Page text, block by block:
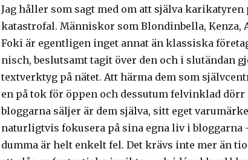
Jag håller som sagt med om att själva karikatyren
katastrofal. Människor som Blondinbella, Kenza,
Foki är egentligen inget annat än klassiska
nisch, beslutsamt tagit över den och i slutändan
textverktyg på nätet. Att härma dem som
en på tok för öppen och dessutum felvinklad dörr
bloggarna säljer är dem själva, sitt eget
naturligtvis fokusera på sina egna liv i bloggarna
dumma är helt enkelt fel. Det krävs inte mer än